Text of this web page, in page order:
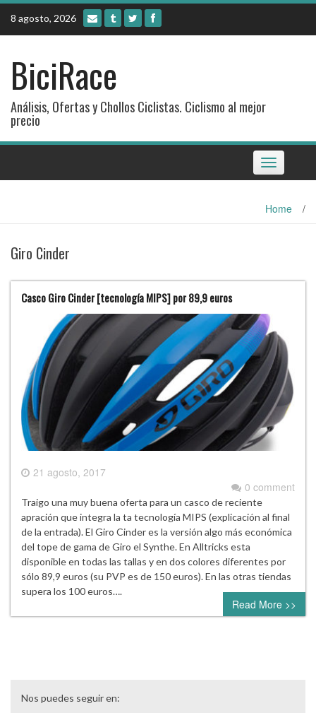
Skip
content
8 agosto, 2026
BiciRace
Análisis, Ofertas y Chollos Ciclistas. Ciclismo al mejor
precio
Toggle
navigation
Home /
Giro Cinder
Casco Giro Cinder [tecnología MIPS] por 89,9 euros
21 agosto, 2017
0 comment
Traigo una muy buena oferta para un casco de reciente
apración que integra la ta tecnología MIPS (explicación al final
de la entrada). El Giro Cinder es la versión algo más económica
del tope de gama de Giro el Synthe. En Alltricks esta
disponible en todas las tallas y en dos colores diferentes por
sólo 89,9 euros (su PVP es de 150 euros). En las otras tiendas
supera los 100 euros….
Read More >>
Nos puedes seguir en: